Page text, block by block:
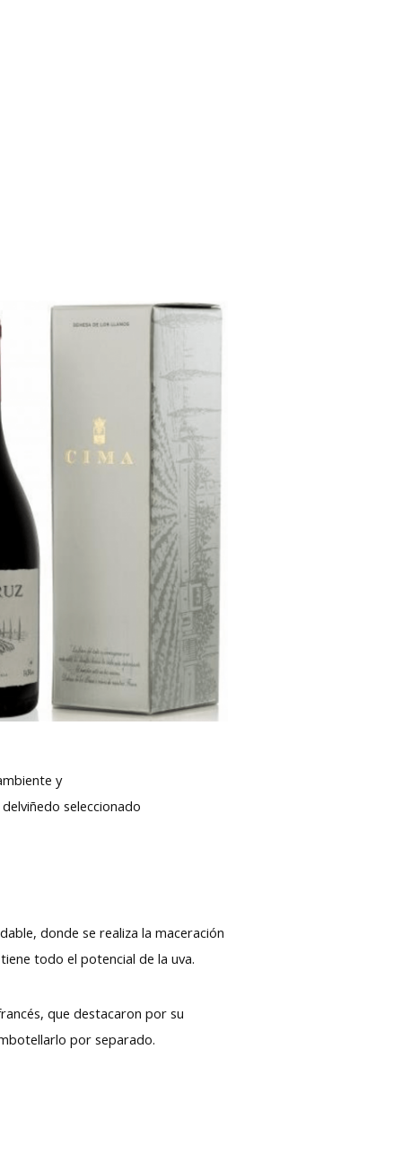
y
seleccionado
donde se realiza la maceración
todo el potencial de la uva.
que destacaron por su
por separado.